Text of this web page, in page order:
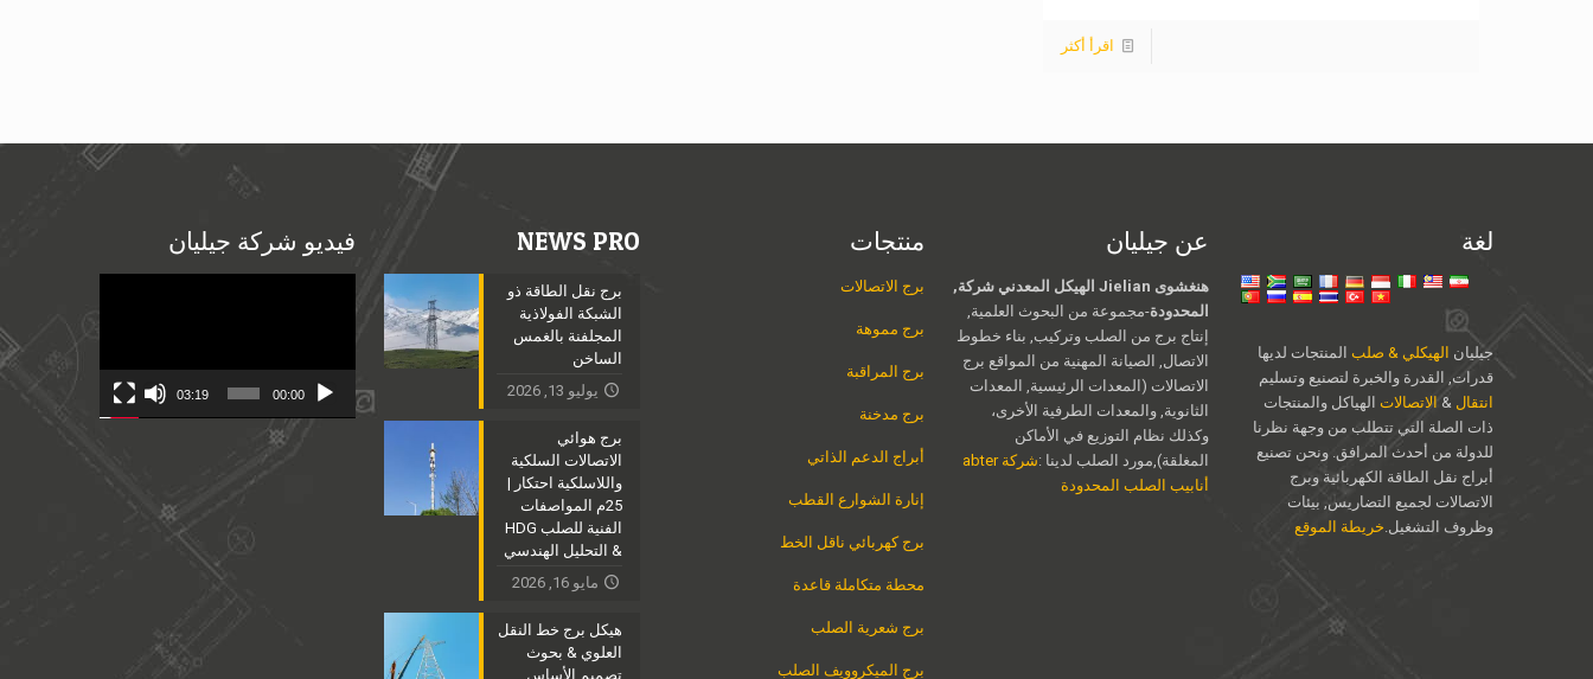
اقرأ أكثر
لغة
جيليان الهيكلي & صلب المنتجات لديها
قدرات, القدرة والخبرة لتصنيع وتسليم
انتقال & الاتصالات الهياكل والمنتجات
ذات الصلة التي تتطلب من وجهة نظرنا
للدولة من أحدث المرافق. ونحن تصنيع
أبراج نقل الطاقة الكهربائية وبرج
الاتصالات لجميع التضاريس, بيئات
وظروف التشغيل. خريطة الموقع
عن جيليان
هنغشوى Jielian الهيكل المعدني شركة,
المحدودة-مجموعة من البحوث العلمية,
إنتاج برج من الصلب وتركيب, بناء خطوط
الاتصال, الصيانة المهنية من المواقع برج
الاتصالات (المعدات الرئيسية, المعدات
الثانوية, والمعدات الطرفية الأخرى،
وكذلك نظام التوزيع في الأماكن
المغلقة),مورد الصلب لدينا :
شركة abter
أنابيب الصلب المحدودة
منتجات
برج الاتصالات
برج مموهة
برج المراقبة
برج مدخنة
أبراج الدعم الذاتي
إنارة الشوارع القطب
برج كهربائي ناقل الخط
محطة متكاملة قاعدة
برج شعرية الصلب
برج الميكروويف الصلب
NEWS PRO
برج نقل الطاقة ذو
الشبكة الفولاذية
المجلفنة بالغمس
الساخن
يوليو 13, 2026
برج هوائي
الاتصالات السلكية
واللاسلكية احتكار |
25م المواصفات
الفنية للصلب HDG
& التحليل الهندسي
مايو 16, 2026
هيكل برج خط النقل
العلوي & بحوث
تصميم الأساس
فيديو شركة جيليان
00:00
03:19